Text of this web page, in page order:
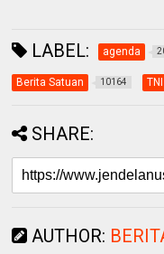
LABEL: agenda
Berita Satuan 10164 TNI
SHARE:
AUTHOR: